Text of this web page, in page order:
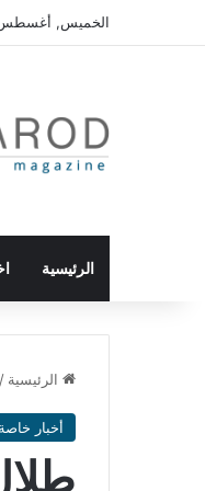
الخميس, أغسطس 6
الرئيسية
الرئيسية /
أخبار خاصة